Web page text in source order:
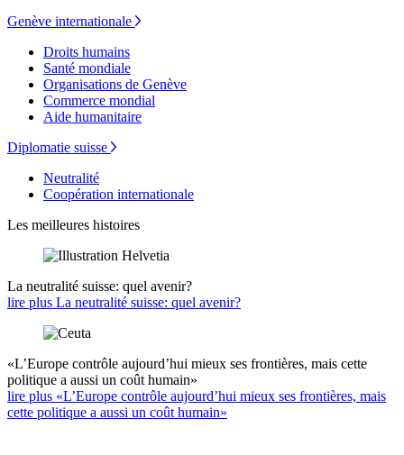
Genève internationale
Droits humains
Santé mondiale
Organisations de Genève
Commerce mondial
Aide humanitaire
Diplomatie suisse
Neutralité
Coopération internationale
Les meilleures histoires
La neutralité suisse: quel avenir?
lire plus La neutralité suisse: quel avenir?
«L’Europe contrôle aujourd’hui mieux ses frontières, mais cette
politique a aussi un coût humain»
lire plus «L’Europe contrôle aujourd’hui mieux ses frontières, mais
cette politique a aussi un coût humain»